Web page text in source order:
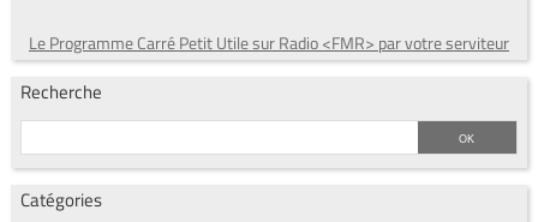
Le Programme Carré Petit Utile sur Radio <FMR> par votre serviteur
Recherche
Catégories